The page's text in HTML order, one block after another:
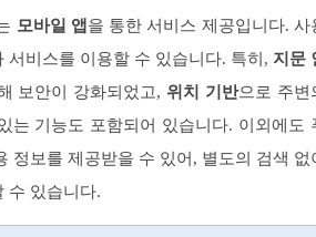
모바일 앱 을 통한 서비스 제공입니다. 사
서비스를 이용할 수 있습니다. 특히, 지문
보안이 강화되었고, 위치 기반으로 주변
는 기능도 포함되어 있습니다. 이외에도
정보를 제공받을 수 있어, 별도의 검색 없
수 있습니다.